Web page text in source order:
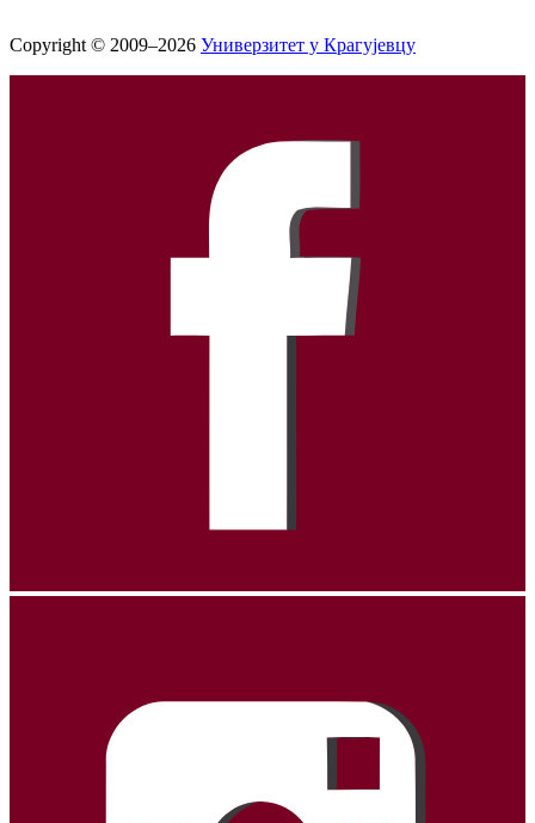
Copyright © 2009–2026 Универзитет у Крагујевцу